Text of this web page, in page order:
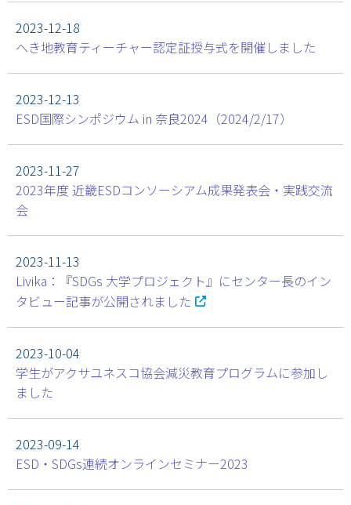
2023-12-18
へき地教育ティーチャー認定証授与式を開催しました
2023-12-13
ESD国際シンポジウム in 奈良2024（2024/2/17）
2023-11-27
2023年度 近畿ESDコンソーシアム成果発表会・実践交流
会
2023-11-13
Livika：『SDGs 大学プロジェクト』にセンター長のイン
タビュー記事が公開されました
2023-10-04
学生がアクサユネスコ協会減災教育プログラムに参加し
ました
2023-09-14
ESD・SDGs連続オンラインセミナー2023